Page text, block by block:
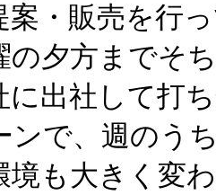
案・販売を行
の夕方までそ
に出社して打
ンで、週のう
境も大きく変